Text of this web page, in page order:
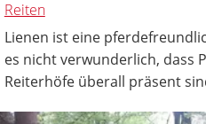
Reiten
Lienen ist eine
es nicht verwunderlich, dass
Reiterhöfe überall präsent